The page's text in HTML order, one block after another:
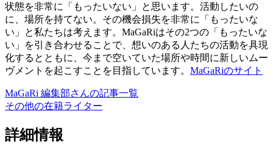
状態を非常に「もったいない」と思います。活動したいの
に、場所を持てない。その機会損失を非常に「もったいな
い」と私たちは考えます。MaGaRiはその2つの「もったいな
い」を引き合わせることで、想いのある人たちの活動を具現
化するとともに、今まで空いていた場所や時間に新しいムー
ヴメントを起こすことを目指しています。 MaGaRiのサイト
MaGaRi 編集部さんの記事一覧
その他の在籍ライター
詳細情報